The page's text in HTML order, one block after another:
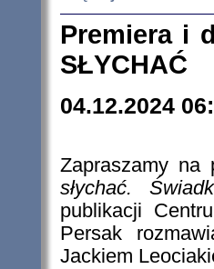
Premiera i
SŁYCHAĆ
04.12.2024
Zapraszamy
słychać.
publikacji
Persak
Jackiem